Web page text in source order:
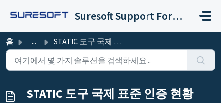
Suresoft Support Forum
홈 ... STATIC 도구 국제 표준 인증 현황
STATIC 도구 국제 표준 인증 현황